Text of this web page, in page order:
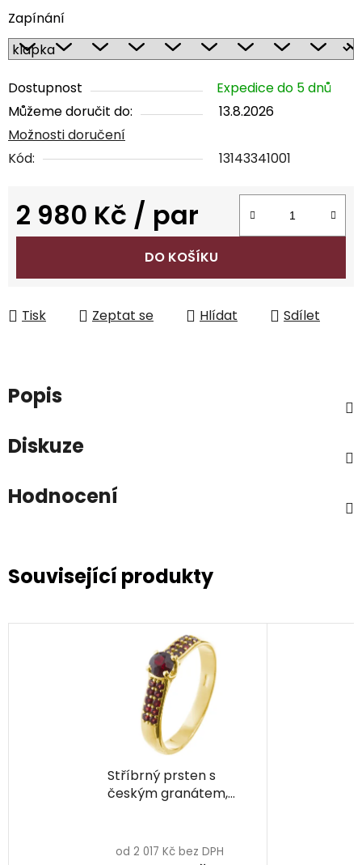
Zapínání
Dostupnost
Expedice do 5 dnů
Můžeme doručit do:
13.8.2026
Možnosti doručení
Kód:
13143341001
2 980 Kč / par
Měrná cena:
DO KOŠÍKU
Tisk Zeptat se Hlídat Sdílet
Popis
Diskuze
Hodnocení
Související produkty
Stříbrný prsten s
českým granátem,
od 2 017 Kč bez DPH